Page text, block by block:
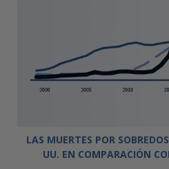
LAS MUERTES POR
UU. EN COMPARACIÓN